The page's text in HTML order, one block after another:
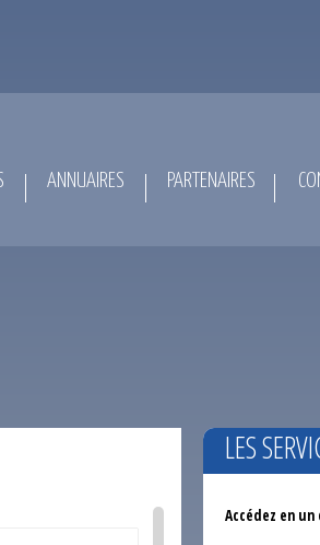
ANNUAIRES PARTENAIRES
LES
Accédez en